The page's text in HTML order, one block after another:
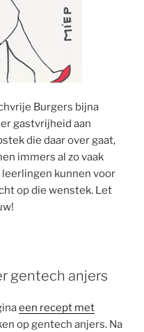
Burgers bijna
gastvrijheid aan
die daar over gaat,
immers al zo vaak
kunnen voor
op die wenstek. Let
gentech anjers
een recept met
op gentech anjers. Na